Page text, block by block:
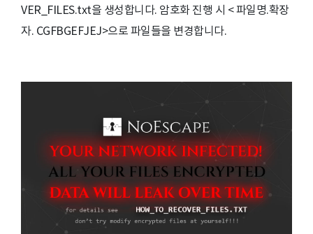
VER_FILES.txt을 생성합니다. 암호화 진행 시 < 파일명.확장
자. CGFBGEFJEJ>으로 파일들을 변경합니다.